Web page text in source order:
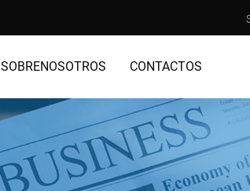
SOBRENOSOTROS CONTACTOS